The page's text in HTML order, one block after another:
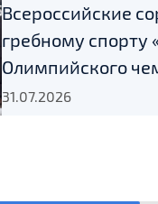
Всероссийские
гребному спорту
Олимпийского
31.07.2026